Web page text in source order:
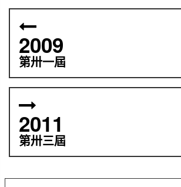
2009
第卅一屆
2011
第卅三屆